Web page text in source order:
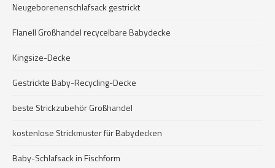
Neugeborenenschlafsack gestrickt
Flanell Großhandel recycelbare Babydecke
Kingsize-Decke
Gestrickte Baby-Recycling-Decke
beste Strickzubehör Großhandel
kostenlose Strickmuster für Babydecken
Baby-Schlafsack in Fischform